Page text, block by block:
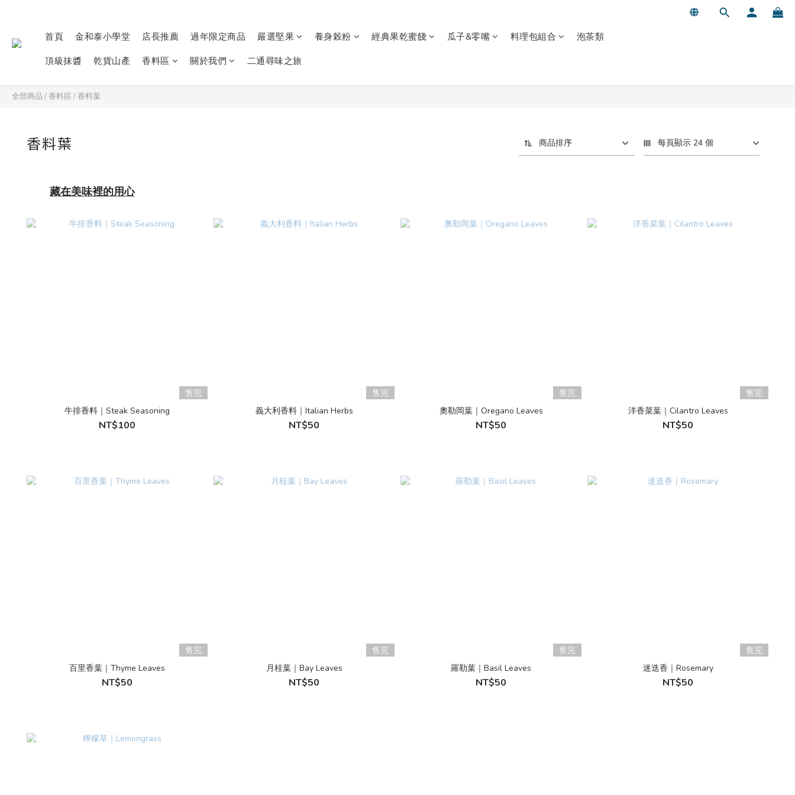
首頁 金和泰小學堂 店長推薦 過年限定商品 嚴選堅果 養身榖粉 經典果乾蜜餞 瓜子&零嘴 料理包組合 泡茶類
頂級抹醬 乾貨山產 香料區 關於我們 二通尋味之旅
全部商品 /香料區/香料葉
香料葉 商品排序 每頁顯示 24 個
藏在美味裡的用心
售完
牛排香料｜Steak Seasoning
NT$100
售完
義大利香料｜Italian Herbs
NT$50
售完
奧勒岡葉｜Oregano Leaves
NT$50
售完
洋香菜葉｜Cilantro Leaves
NT$50
售完
百里香葉｜Thyme Leaves
NT$50
售完
月桂葉｜Bay Leaves
NT$50
售完
羅勒葉｜Basil Leaves
NT$50
售完
迷迭香｜Rosemary
NT$50